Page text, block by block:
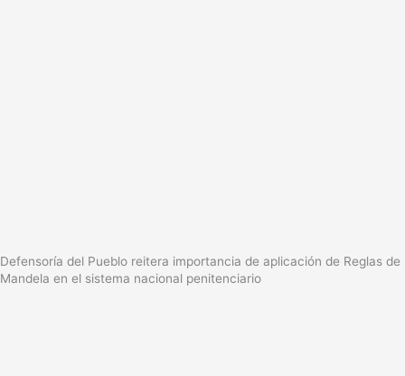
Defensoría del Pueblo reitera importancia de aplicación de Reglas de
Mandela en el sistema nacional penitenciario